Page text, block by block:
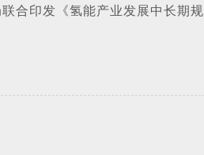
合印发《氢能产业发展中长